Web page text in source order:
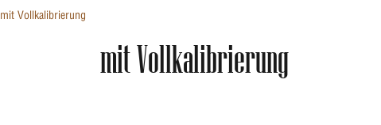
mit Vollkalibrierung
mit Vollkalibrierung